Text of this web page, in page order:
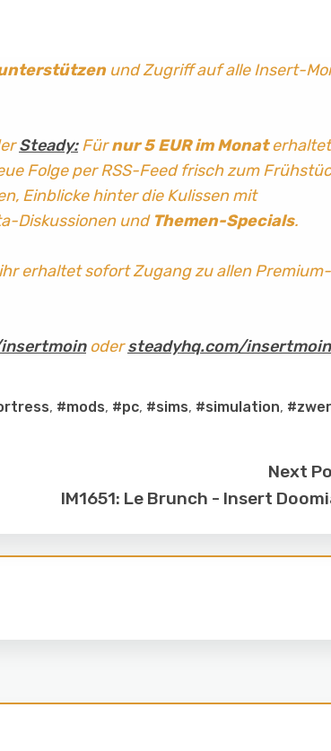
und Zugriff auf alle Insert-
Steady:Fürnur 5 EUR im Monaterhaltet
Folge per RSS-Feed frisch zum
Einblicke hinter die Kulissen mit
Diskussionen und Themen-Specials.
erhaltet sofort Zugang zu allen Premium-
odersteadyhq.com/insertmoin
, #mods, #pc, #sims, #simulation,
Next
IM1651: Le Brunch - Insert